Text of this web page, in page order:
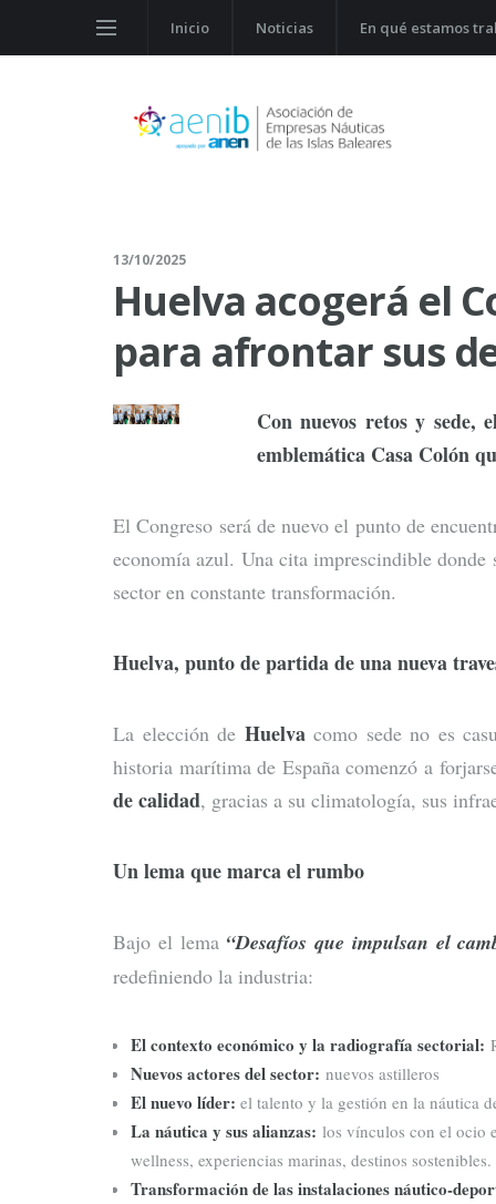
Inicio Noticias En qué estamos
13/10/2025
Huelva acogerá el
para afrontar sus
Con nuevos retos y sede,
emblemática Casa Colón
El Congreso será de nuevo el punto de
economía azul. Una cita imprescindible donde
sector en constante transformación.
Huelva, punto de partida de una nueva
La elección de Huelvacomo sede no es
historia marítima de España comenzó a
de calidad, gracias a su climatología, sus
Un lema que marca el rumbo
Bajo el lema “Desafíos que impulsan el
redefiniendo la industria:
El contexto económico y la radiografía sectorial:
Nuevos actores del sector: nuevos astilleros
El nuevo líder: el talento y la gestión en la náutica
La náutica y sus alianzas: los vínculos con el ocio
wellness, experiencias marinas, destinos
Transformación de las instalaciones náutico-